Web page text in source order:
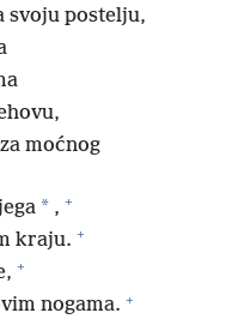
svoju postelju,
moćnog
* , +
kraju. +
+
nogama. +